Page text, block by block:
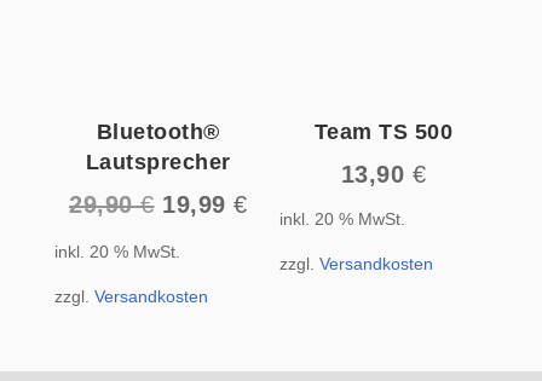
Bluetooth®
Lautsprecher
29,90€ Ursprünglicher
war:
29,90 €
19,99€Aktueller
Preis
ist:
inkl. 20 % MwSt.
zzgl. Versandkosten
Team TS 500
13,90 €
inkl. 20 % MwSt.
zzgl.Versandkosten